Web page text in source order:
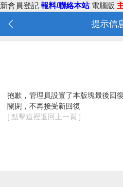
新會員登記 報料/聯絡本站 電腦版
提示信
抱歉，管理員設置了本版塊最後回
關閉，不再接受新回復
[ 點擊這裡返回上一頁 ]